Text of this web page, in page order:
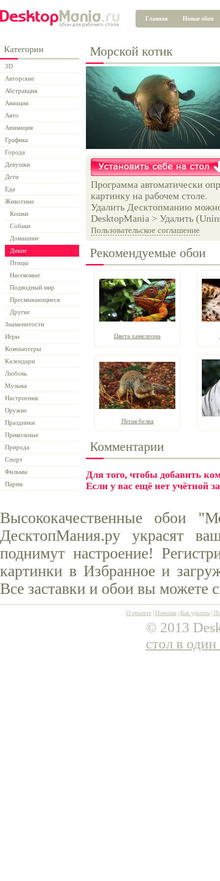
Главная Новые обои
Категории
3D
Авторские
Абстракция
Авиация
Авто
Анимация
Графика
Города
Девушки
Дети
Еда
Животные
Кошки
Собаки
Домашние
Дикие
Птицы
Насекомые
Подводный мир
Пресмыкающиеся
Другие
Знаменитости
Игры
Компьютеры
Календари
Любовь
Музыка
Настроения
Оружие
Праздники
Прикольные
Природа
Спорт
Фильмы
Парни
Морской котик
Программа автоматически
картинку на рабочем столе.
Удалить Десктопманию
DesktopMania > Удалить
Пользовательское соглашение
Рекомендуемые обои
Цвета хамелеона
Пегая белка
Комментарии
Для того, чтобы добавить
Если у вас ещё нет учётной
Высококачественные обои
ДесктопМания.ру украсят
поднимут настроение!
картинки в Избранное и
Все заставки и обои вы можете
О проекте Помощь Как удалить
© 2013
стол в